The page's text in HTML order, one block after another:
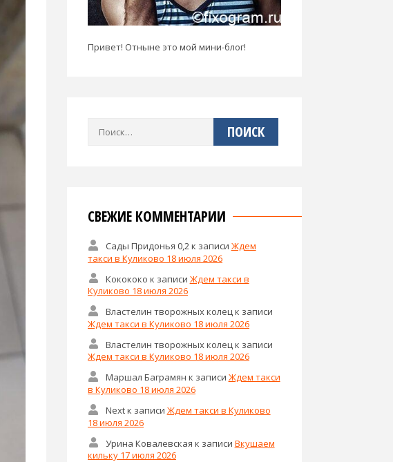
Привет! Отныне это мой мини-блог!
Найти:
СВЕЖИЕ КОММЕНТАРИИ
Сады Придонья 0,2к записи Ждем
такси в Куликово 18 июля 2026
Кокококо к записи Ждем такси в
Куликово 18 июля 2026
Властелин творожных колецк записи
Ждем такси в Куликово 18 июля 2026
Властелин творожных колец к записи
Ждем такси в Куликово 18 июля 2026
Маршал Баграмян к записи Ждем такси
в Куликово 18 июля 2026
Nextк записи Ждем такси в Куликово
18 июля 2026
Урина Ковалевская к записи Вкушаем
кильку 17 июля 2026